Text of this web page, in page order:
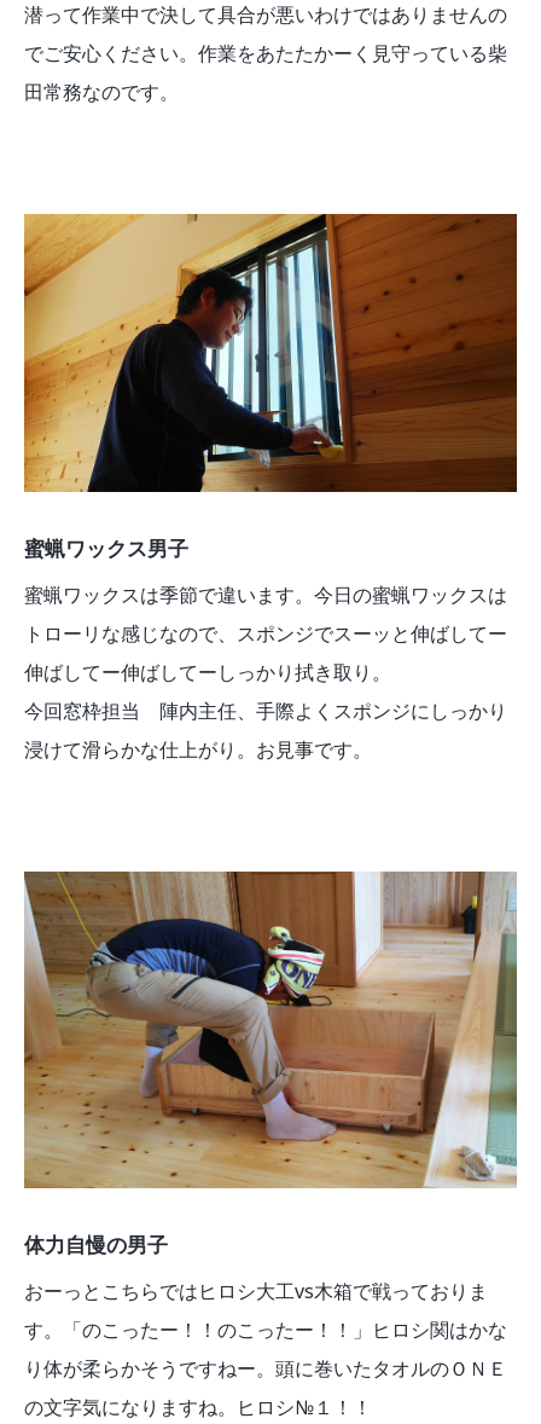
潜って作業中で決して具合が悪いわけではありませんの
でご安心ください。作業をあたたかーく見守っている柴
田常務なのです。
蜜蝋ワックス男子
蜜蝋ワックスは季節で違います。今日の蜜蝋ワックスは
トローリな感じなので、スポンジでスーッと伸ばしてー
伸ばしてー伸ばしてーしっかり拭き取り。
今回窓枠担当 陣内主任、手際よくスポンジにしっかり
浸けて滑らかな仕上がり。お見事です。
体力自慢の男子
おーっとこちらではヒロシ大工vs木箱で戦っておりま
す。「のこったー！！のこったー！！」ヒロシ関はかな
り体が柔らかそうですねー。頭に巻いたタオルのＯＮＥ
の文字気になりますね。ヒロシ№１！！